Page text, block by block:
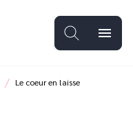
menu
/ Le coeur en laisse